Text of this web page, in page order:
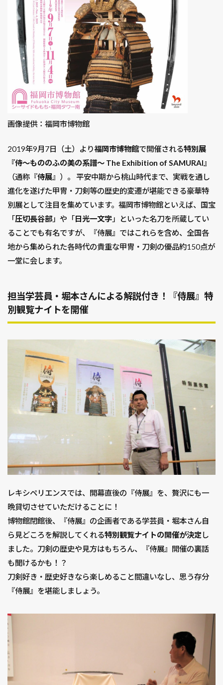
画像提供：福岡市博物館
2019年9月7日（土）より福岡市博物館で開催される特別展
『侍～もののふの美の系譜～ The Exhibition of SAMURAI』
（通称『侍展』）。 平安中期から桃山時代まで、実戦を通し
進化を遂げた甲冑・刀剣等の歴史的変遷が堪能できる豪華特
別展として注目を集めています。福岡市博物館といえば、国宝
「圧切長谷部 」や「日光一文字 」といった名刀を所蔵してい
ることでも有名ですが、『侍展』ではこれらを含め、全国各
地から集められた各時代の貴重な甲冑・刀剣の優品約150点が
一堂に会します。
担当学芸員・堀本さんによる解説付き！『侍展』特
別観覧ナイトを開催
レキシペリエンスでは、開幕直後の『侍展』を、贅沢にも一
晩貸切させていただけることに！
博物館閉館後、『侍展』の企画者である学芸員・堀本さん自
ら見どころを解説してくれる特別観覧ナイトの開催が決定 し
ました。刀剣の歴史や見方はもちろん、『侍展』開催の裏話
も聞けるかも！？
刀剣好き・歴史好きなら楽しめること間違いなし、思う存分
『侍展』を堪能しましょう。